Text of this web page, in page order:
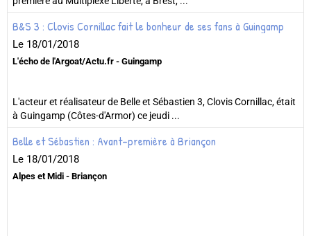
B&S 3 : Clovis Cornillac fait le bonheur de ses fans à Guingamp
Le 18/01/2018
L'écho de l'Argoat/Actu.fr - Guingamp
L'acteur et réalisateur de Belle et Sébastien 3, Clovis Cornillac, était
à Guingamp (Côtes-d'Armor) ce jeudi ...
Belle et Sébastien : Avant-première à Briançon
Le 18/01/2018
Alpes et Midi - Briançon